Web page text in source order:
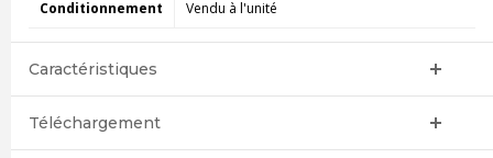
Conditionnement Vendu à l'unité
Caractéristiques
Téléchargement